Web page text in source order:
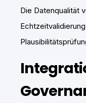
Die Datenqualität